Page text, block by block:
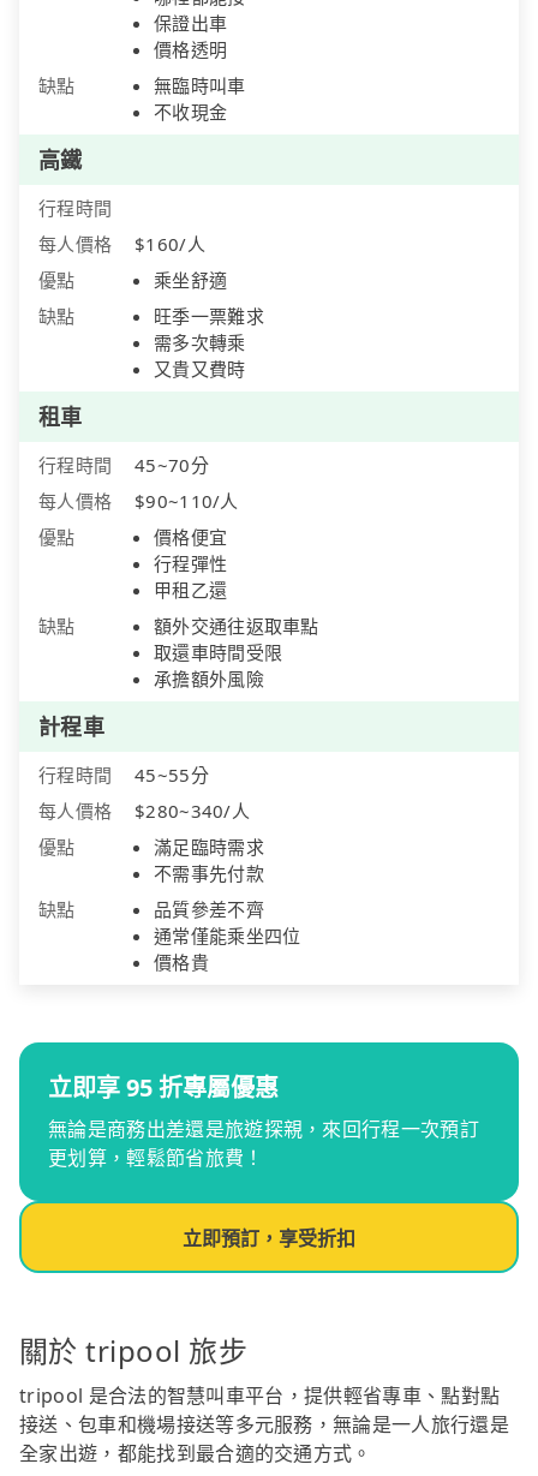
保證出車
價格透明
缺點
無臨時叫車
不收現金
高鐵
行程時間
每人價格
$160/人
優點
乘坐舒適
缺點
旺季一票難求
需多次轉乘
又貴又費時
租車
行程時間
45~70分
每人價格
$90~110/人
優點
價格便宜
行程彈性
甲租乙還
缺點
額外交通往返取車點
取還車時間受限
承擔額外風險
計程車
行程時間
45~55分
每人價格
$280~340/人
優點
滿足臨時需求
不需事先付款
缺點
品質參差不齊
通常僅能乘坐四位
價格貴
立即享 95 折專屬優惠
無論是商務出差還是旅遊探親，來回行程一次預訂
更划算，輕鬆節省旅費！
立即預訂，享受折扣
關於 tripool 旅步
tripool 是合法的智慧叫車平台，提供輕省專車、點對點
接送、包車和機場接送等多元服務，無論是一人旅行還是
全家出遊，都能找到最合適的交通方式。